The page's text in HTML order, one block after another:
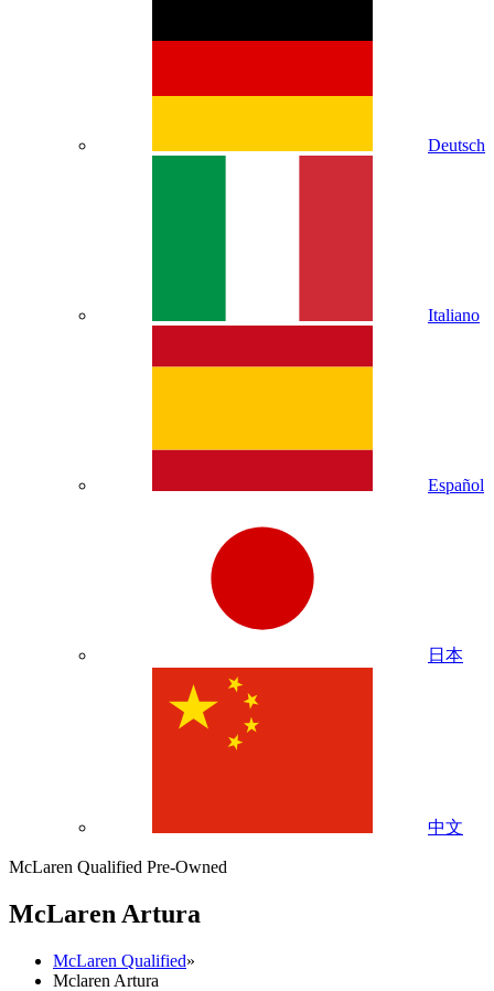
Deutsch
Italiano
Español
日本
中文
McLaren Qualified Pre-Owned
McLaren Artura
McLaren Qualified»
Mclaren Artura